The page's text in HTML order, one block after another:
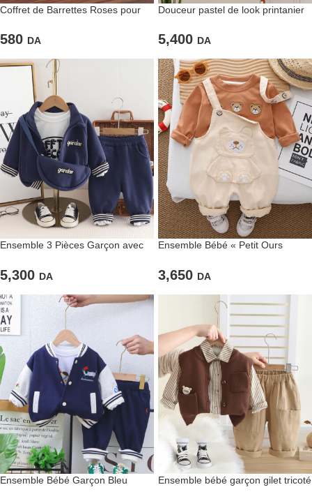
Coffret de Barrettes Roses pour
580 DA
Douceur pastel de look printanier
5,400 DA
Ensemble 3 Pièces Garçon avec
5,300 DA
Ensemble Bébé « Petit Ours
Haut Marron
3,650 DA
Ensemble Bébé Garçon Bleu
Ensemble bébé garçon gilet tricoté